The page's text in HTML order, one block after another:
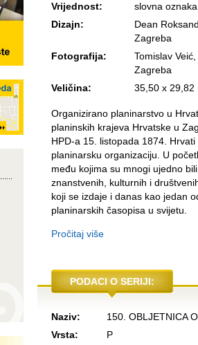
Vrijednost:
slovna oznaka
Dizajn:
Dean
Zagreba
Fotografija:
Tomislav
Zagreba
Veličina:
35,50 x 29,82
Organizirano planinarstvo u
planinskih krajeva Hrvatske u
HPD-a 15. listopada 1874.
planinarsku organizaciju. U
među kojima su mnogi ujedno
znanstvenih, kulturnih i
koji se izdaje i danas kao jedan
planinarskih časopisa u svijetu.
Pročitaj više
PODACI O SERIJI:
Naziv:
150. OBLJETNICA
Vrsta:
P